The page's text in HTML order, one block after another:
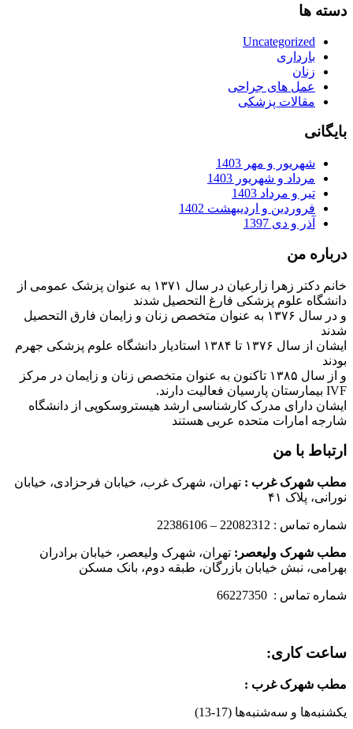
دسته ها
Uncategorized
بارداری
زنان
عمل های جراحی
مقالات پزشکی
بایگانی
شهریور و مهر 1403
مرداد و شهریور 1403
تیر و مرداد 1403
فروردین و اردیبهشت 1402
آذر و دی 1397
درباره من
خانم دکتر زهرا زارعیان در سال ۱۳۷۱ به عنوان پزشک عمومی از
دانشگاه علوم پزشکی فارغ التحصیل شدند
و در سال ۱۳۷۶ به عنوان متخصص زنان و زایمان فارق التحصیل
شدند
ایشان از سال ۱۳۷۶ تا ۱۳۸۴ استادیار دانشگاه علوم پزشکی جهرم
بودند
و از سال ۱۳۸۵ تاکنون به عنوان متخصص زنان و زایمان در مرکز
IVF بیمارستان پارسیان فعالیت دارند.
ایشان دارای مدرک کارشناسی ارشد هیستروسکوپی از دانشگاه
شارجه امارات متحده عربی هستند
ارتباط با من
مطب شهرک غرب : تهران، شهرک غرب، خیابان فرحزادی، خیابان
نورانی، پلاک ۴۱
شماره تماس : 22082312 – 22386106
مطب شهرک ولیعصر: تهران، شهرک ولیعصر، خیابان برادران
بهرامی، نبش خیابان بازرگان، طبقه دوم، بانک مسکن
شماره تماس : 66227350
ساعت کاری:
مطب شهرک غرب :
یکشنبه‌ها و سه‌شنبه‌ها (17-13)